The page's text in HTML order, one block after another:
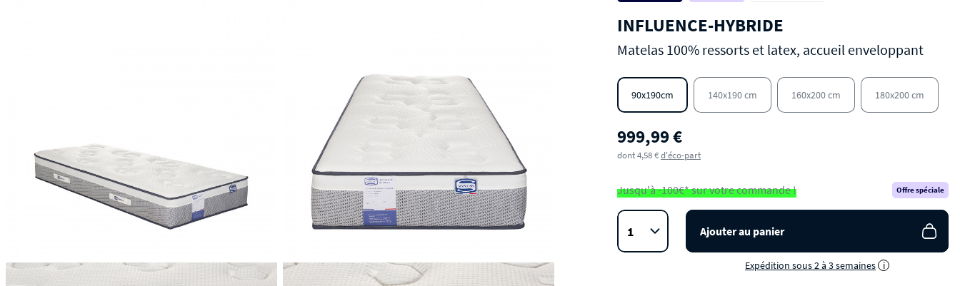
INFLUENCE-HYBRIDE
Matelas 100% ressorts et latex, accueil enveloppant
90x190cm 140x190 cm 160x200 cm 180x200 cm
999,99 €
dont 4,58 €d'éco-part
Jusqu'à -100€* sur votre commande ! Offre spéciale
Ajouter au panier
Expédition sous 2 à 3 semaines i